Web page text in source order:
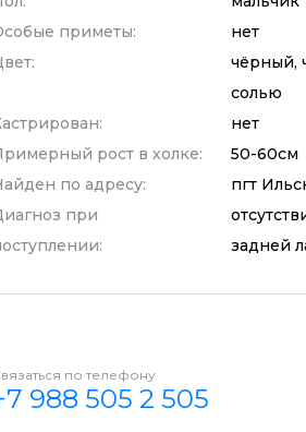
приметы:
нет
чёрный,
солью
нет
рост в холке:
50-60см
по адресу:
пгт
при
задней
по телефону
988 505 2 505